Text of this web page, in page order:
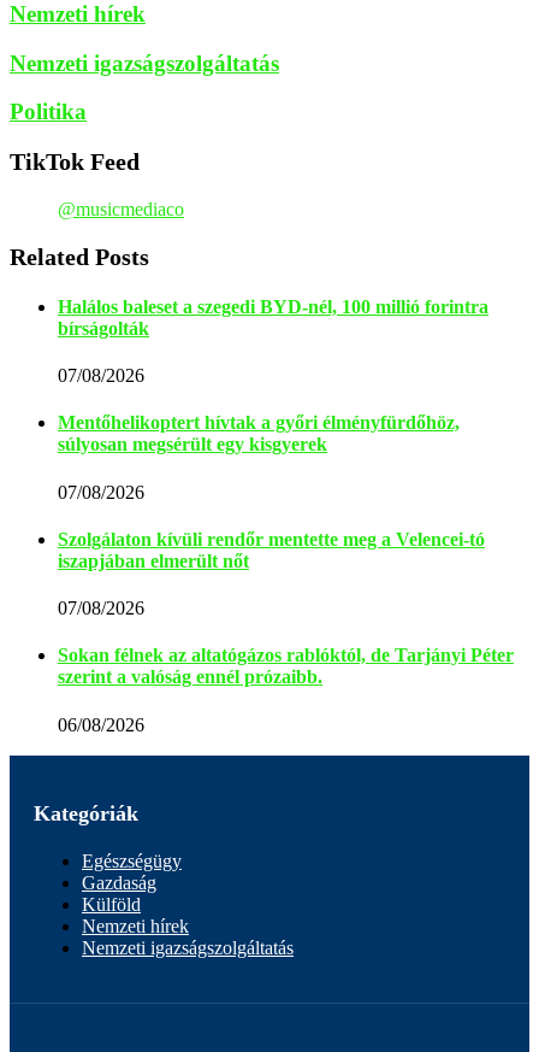
Nemzeti hírek
Nemzeti igazságszolgáltatás
Politika
TikTok Feed
@musicmediaco
Related Posts
Halálos baleset a szegedi BYD-nél, 100 millió forintra
bírságolták
07/08/2026
Mentőhelikoptert hívtak a győri élményfürdőhöz,
súlyosan megsérült egy kisgyerek
07/08/2026
Szolgálaton kívüli rendőr mentette meg a Velencei-tó
iszapjában elmerült nőt
07/08/2026
Sokan félnek az altatógázos rablóktól, de Tarjányi Péter
szerint a valóság ennél prózaibb.
06/08/2026
Kategóriák
Egészségügy
Gazdaság
Külföld
Nemzeti hírek
Nemzeti igazságszolgáltatás